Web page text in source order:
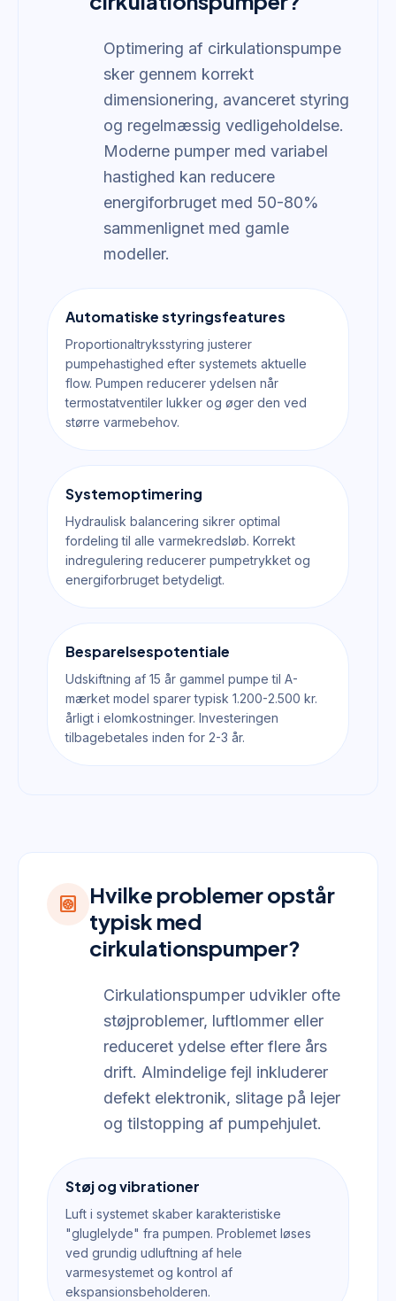
Optimering af cirkulationspumpe
sker gennem korrekt
dimensionering, avanceret styring
og regelmæssig vedligeholdelse.
Moderne pumper med variabel
hastighed kan reducere
energiforbruget med 50-80%
sammenlignet med gamle
modeller.
Automatiske styringsfeatures
Proportionaltryksstyring justerer
pumpehastighed efter systemets aktuelle
flow. Pumpen reducerer ydelsen når
termostatventiler lukker og øger den ved
større varmebehov.
Systemoptimering
Hydraulisk balancering sikrer optimal
fordeling til alle varmekredsløb. Korrekt
indregulering reducerer pumpetrykket og
energiforbruget betydeligt.
Besparelsespotentiale
Udskiftning af 15 år gammel pumpe til A-
mærket model sparer typisk 1.200-2.500 kr.
årligt i elomkostninger. Investeringen
tilbagebetales inden for 2-3 år.
heat_pump
Hvilke problemer opstår
typisk med
cirkulationspumper?
Cirkulationspumper udvikler ofte
støjproblemer, luftlommer eller
reduceret ydelse efter flere års
drift. Almindelige fejl inkluderer
defekt elektronik, slitage på lejer
og tilstopping af pumpehjulet.
Støj og vibrationer
Luft i systemet skaber karakteristiske
"gluglelyde" fra pumpen. Problemet løses
ved grundig udluftning af hele
varmesystemet og kontrol af
ekspansionsbeholderen.